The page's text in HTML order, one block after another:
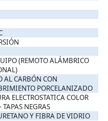
(REMOTO ALÁMBRICO
AL CARBÓN CON
PORCELANIZADO
ELECTROSTATICA COLOR
TAPAS NEGRAS
Y FIBRA DE VIDRIO